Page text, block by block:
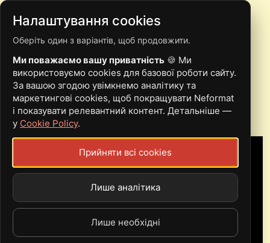
STAY TUNED! VOL.7
АРТЕМ МІНЯЙЛО
(BOJEVILLA)
Налаштування cookies
Оберіть один з варіантів, щоб продовжити.
Ми поважаємо вашу приватність 🍪 Ми
використовуємо cookies для базової роботи сайту.
За вашою згодою увімкнемо аналітику та
маркетингові cookies, щоб покращувати Neformat
і показувати релевантний контент. Детальніше —
у Cookie Policy.
Прийняти всі cookies
Лише аналітика
Лише необхідні